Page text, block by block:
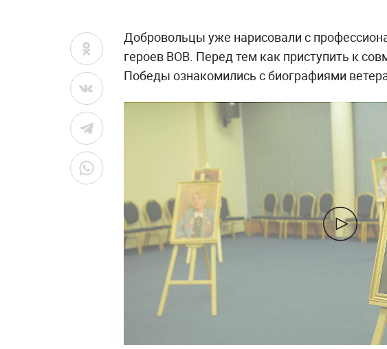
Добровольцы уже нарисовали с
героев ВОВ. Перед тем как приступить к
Победы ознакомились с биографиями